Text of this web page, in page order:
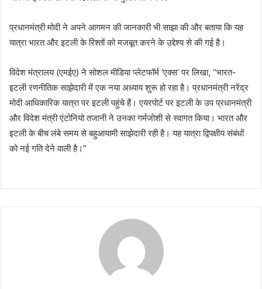
प्रधानमंत्री मोदी ने अपने आगमन की जानकारी भी साझा की और बताया कि यह
यात्रा भारत और इटली के रिश्तों को मजबूत करने के उद्देश्य से की गई है।
विदेश मंत्रालय (एमईए) ने सोशल मीडिया प्लेटफॉर्म ‘एक्स’ पर लिखा, “भारत-
इटली रणनीतिक साझेदारी में एक नया अध्याय शुरू हो रहा है। प्रधानमंत्री नरेंद्र
मोदी आधिकारिक यात्रा पर इटली पहुंचे हैं। एयरपोर्ट पर इटली के उप प्रधानमंत्री
और विदेश मंत्री एंटोनियो तजानी ने उनका गर्मजोशी से स्वागत किया। भारत और
इटली के बीच लंबे समय से बहुआयामी साझेदारी रही है। यह यात्रा द्विपक्षीय संबंधों
को नई गति देने वाली है।”